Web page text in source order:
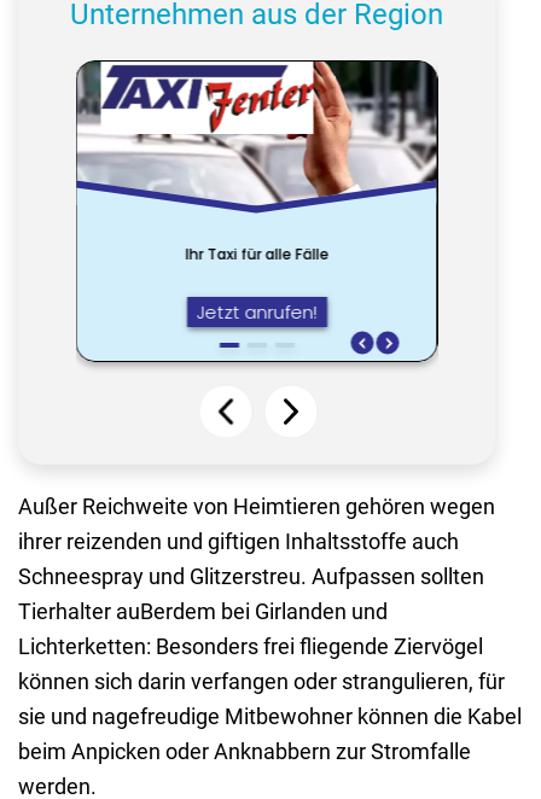
Unternehmen aus der Region
Außer Reichweite von Heimtieren gehören wegen
ihrer reizenden und giftigen Inhaltsstoffe auch
Schneespray und Glitzerstreu. Aufpassen sollten
Tierhalter auBerdem bei Girlanden und
Lichterketten: Besonders frei fliegende Ziervögel
können sich darin verfangen oder strangulieren, für
sie und nagefreudige Mitbewohner können die Kabel
beim Anpicken oder Anknabbern zur Stromfalle
werden.